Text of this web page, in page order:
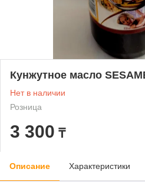
Кунжутное масло
Нет в наличии
Розница
3 300 ₸
Описание Характеристики